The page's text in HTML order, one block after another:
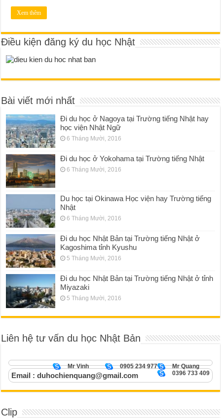
Xem thêm
Điều kiện đăng ký du học Nhật
Bài viết mới nhất
Đi du học ở Nagoya tại Trường tiếng Nhật hay
học viện Nhật Ngữ
6 Tháng Mười, 2016
Đi du học ở Yokohama tại Trường tiếng Nhật
6 Tháng Mười, 2016
Du học tại Okinawa Học viện hay Trường tiếng
Nhật
6 Tháng Mười, 2016
Đi du học Nhật Bản tại Trường tiếng Nhật ở
Kagoshima tỉnh Kyushu
5 Tháng Mười, 2016
Đi du học Nhật Bản tại Trường tiếng Nhật ở tỉnh
Miyazaki
5 Tháng Mười, 2016
Liên hệ tư vấn du học Nhật Bản
Mr Quang
0905 234 977
Mr Vinh
0396 733 409
Email : duhochienquang@gmail.com
Clip